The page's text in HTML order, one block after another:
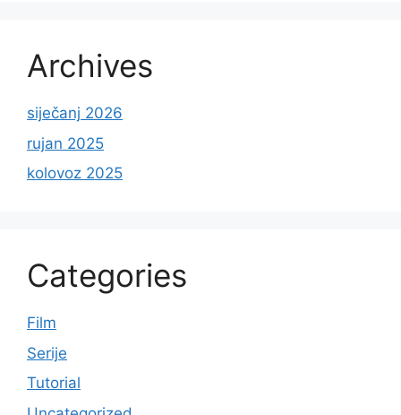
Archives
siječanj 2026
rujan 2025
kolovoz 2025
Categories
Film
Serije
Tutorial